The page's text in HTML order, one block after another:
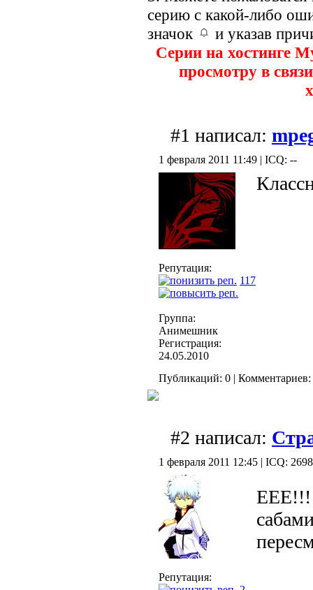
серию с какой-либо
значок
и указав
Серии на хостинге
просмотру в
#1 написал:
1 февраля 2011 11:49 | ICQ: --
Репутация:
117
Группа:
Анимешник
Регистрация:
24.05.2010
Публикаций: 0 | Комментариев:
#2 написал:
1 февраля 2011 12:45 | ICQ:
Репутация:
ЕЕЕ!!!